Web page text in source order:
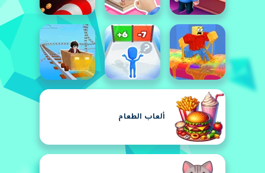
ألعاب الطعام